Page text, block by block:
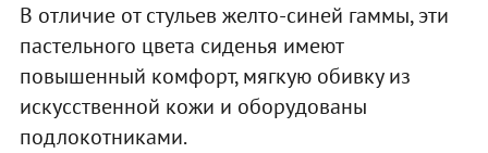
В отличие от стульев желто-синей гаммы, эти
пастельного цвета сиденья имеют
повышенный комфорт, мягкую обивку из
искусственной кожи и оборудованы
подлокотниками.